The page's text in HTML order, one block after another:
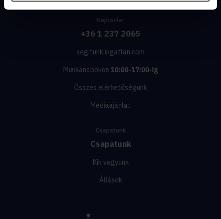
Kapcsolat
+36 1 237 2065
segitunk.ingatlan.com
Munkanapokon 10:00-17:00-ig
Összes elérhetőségünk
Médiaajánlat
Csapatunk
Csapatunk
Kik vagyunk
Állások